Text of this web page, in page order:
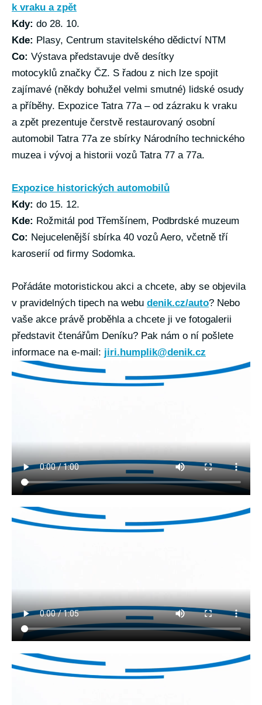
k vraku a zpět
Kdy: do 28. 10.
Kde: Plasy, Centrum stavitelského dědictví NTM
Co: Výstava představuje dvě desítky
motocyklů značky ČZ. S řadou z nich lze spojit
zajímavé (někdy bohužel velmi smutné) lidské osudy
a příběhy. Expozice Tatra 77a – od zázraku k vraku
a zpět prezentuje čerstvě restaurovaný osobní
automobil Tatra 77a ze sbírky Národního technického
muzea i vývoj a historii vozů Tatra 77 a 77a.
Expozice historických automobilů
Kdy: do 15. 12.
Kde: Rožmitál pod Třemšínem, Podbrdské muzeum
Co: Nejucelenější sbírka 40 vozů Aero, včetně tří
karoserií od firmy Sodomka.
Pořádáte motoristickou akci a chcete, aby se objevila
v pravidelných tipech na webu denik.cz/auto? Nebo
vaše akce právě proběhla a chcete ji ve fotogalerii
představit čtenářům Deníku? Pak nám o ní pošlete
informace na e-mail: jiri.humplik@denik.cz